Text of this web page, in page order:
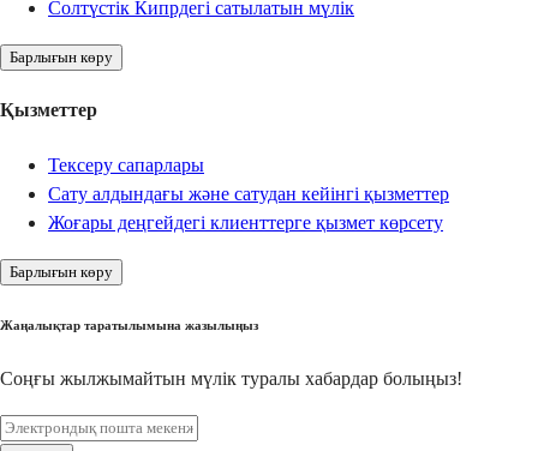
Солтүстік Кипрдегі сатылатын мүлік
Барлығын көру
Қызметтер
Тексеру сапарлары
Сату алдындағы және сатудан кейінгі қызметтер
Жоғары деңгейдегі клиенттерге қызмет көрсету
Барлығын көру
Жаңалықтар таратылымына жазылыңыз
Соңғы жылжымайтын мүлік туралы хабардар болыңыз!